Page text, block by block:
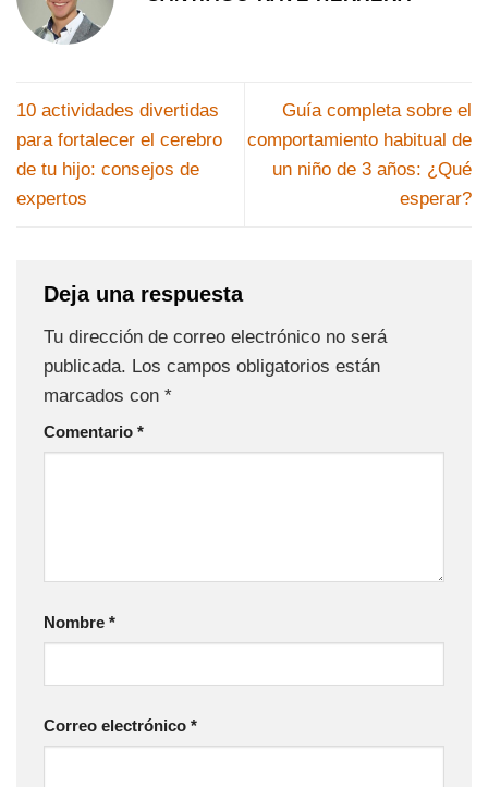
10 actividades divertidas
para fortalecer el cerebro
de tu hijo: consejos de
expertos
Guía completa sobre el
comportamiento habitual de
un niño de 3 años: ¿Qué
esperar?
Deja una respuesta
Tu dirección de correo electrónico no será
publicada. Los campos obligatorios están
marcados con *
Comentario *
Nombre *
Correo electrónico *